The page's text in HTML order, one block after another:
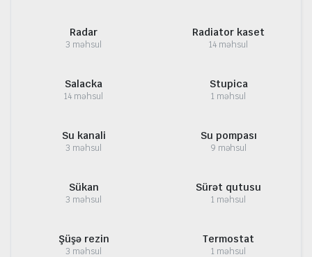
Radar
3 məhsul
Radiator kaset
14 məhsul
Salacka
14 məhsul
Stupica
1 məhsul
Su kanali
3 məhsul
Su pompası
9 məhsul
Sükan
3 məhsul
Sürət qutusu
1 məhsul
Şüşə rezin
3 məhsul
Termostat
1 məhsul